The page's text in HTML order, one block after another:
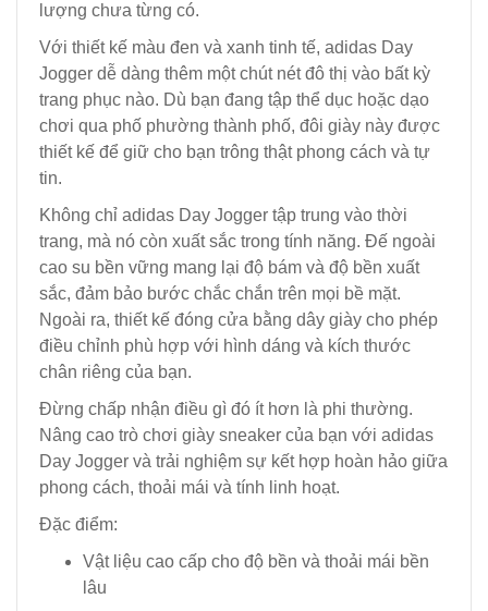
lượng chưa từng có.
Với thiết kế màu đen và xanh tinh tế, adidas Day
Jogger dễ dàng thêm một chút nét đô thị vào bất kỳ
trang phục nào. Dù bạn đang tập thể dục hoặc dạo
chơi qua phố phường thành phố, đôi giày này được
thiết kế để giữ cho bạn trông thật phong cách và tự
tin.
Không chỉ adidas Day Jogger tập trung vào thời
trang, mà nó còn xuất sắc trong tính năng. Đế ngoài
cao su bền vững mang lại độ bám và độ bền xuất
sắc, đảm bảo bước chắc chắn trên mọi bề mặt.
Ngoài ra, thiết kế đóng cửa bằng dây giày cho phép
điều chỉnh phù hợp với hình dáng và kích thước
chân riêng của bạn.
Đừng chấp nhận điều gì đó ít hơn là phi thường.
Nâng cao trò chơi giày sneaker của bạn với adidas
Day Jogger và trải nghiệm sự kết hợp hoàn hảo giữa
phong cách, thoải mái và tính linh hoạt.
Đặc điểm:
Vật liệu cao cấp cho độ bền và thoải mái bền
lâu